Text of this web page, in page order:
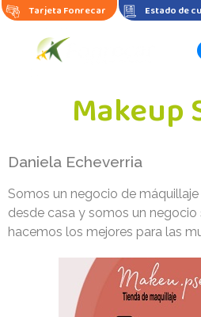
Tarjeta Fonrecar Estado de
Makeup
Daniela Echeverria
Somos un negocio de
desde casa y somos un
hacemos los mejores para las